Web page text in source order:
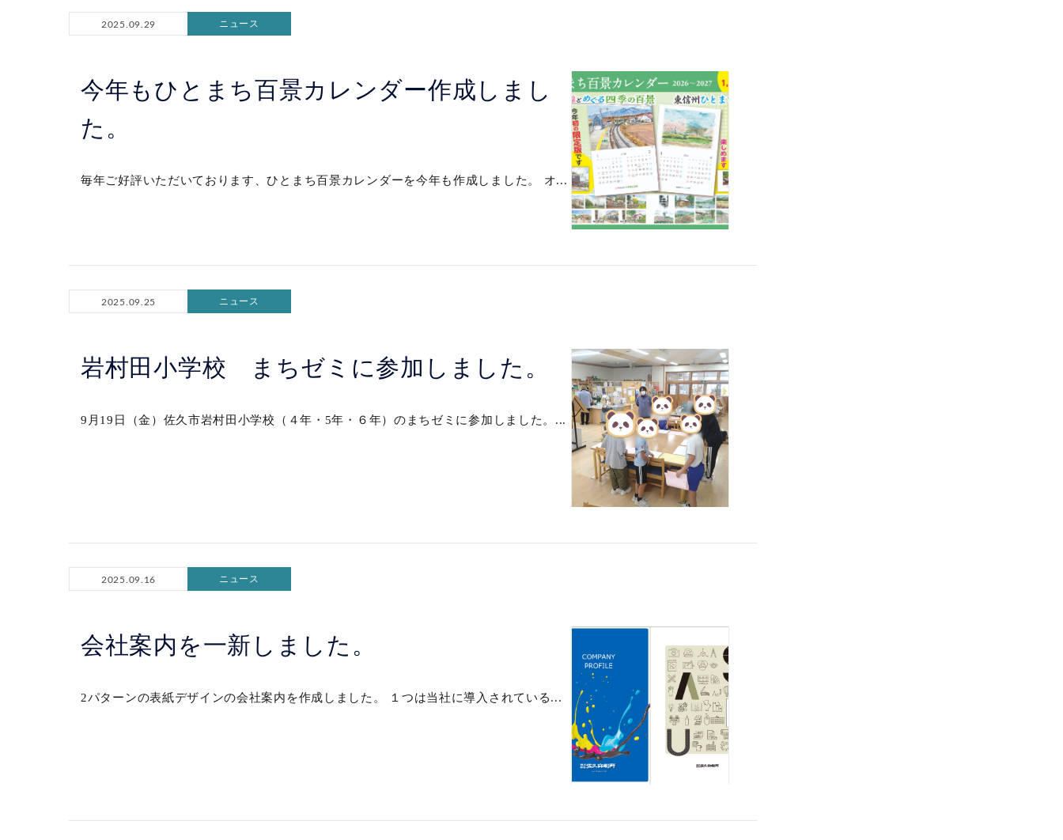
2025.09.29 ニュース
今年もひとまち百景カレンダー作成しまし
た。
毎年ご好評いただいております、ひとまち百景カレンダーを今年も作成しました。 オ...
2025.09.25 ニュース
岩村田小学校 まちゼミに参加しました。
9月19日（金）佐久市岩村田小学校（４年・5年・６年）のまちゼミに参加しました。...
2025.09.16 ニュース
会社案内を一新しました。
2パターンの表紙デザインの会社案内を作成しました。 １つは当社に導入されている...